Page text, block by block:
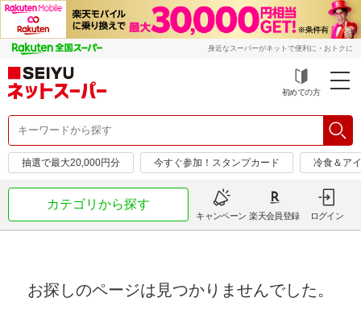
身近なスーパーがネットで便利に・おトクに
初めての方
抽選で最大20,000円分 今すぐ参加！スタンプカード 冷食＆ア
カテゴリから探す
キャンペーン 楽天会員登録 ログイン
お探しのページは見つかりませんでした。